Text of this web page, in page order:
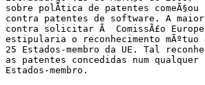
sobre polÃ­tica de patentes
contra patentes de software. A
contra solicitar Ã  ComissÃ£o
estipularia o reconhecimento
25 Estados-membro da UE. Tal
as patentes concedidas num qualquer
Estados-membro.